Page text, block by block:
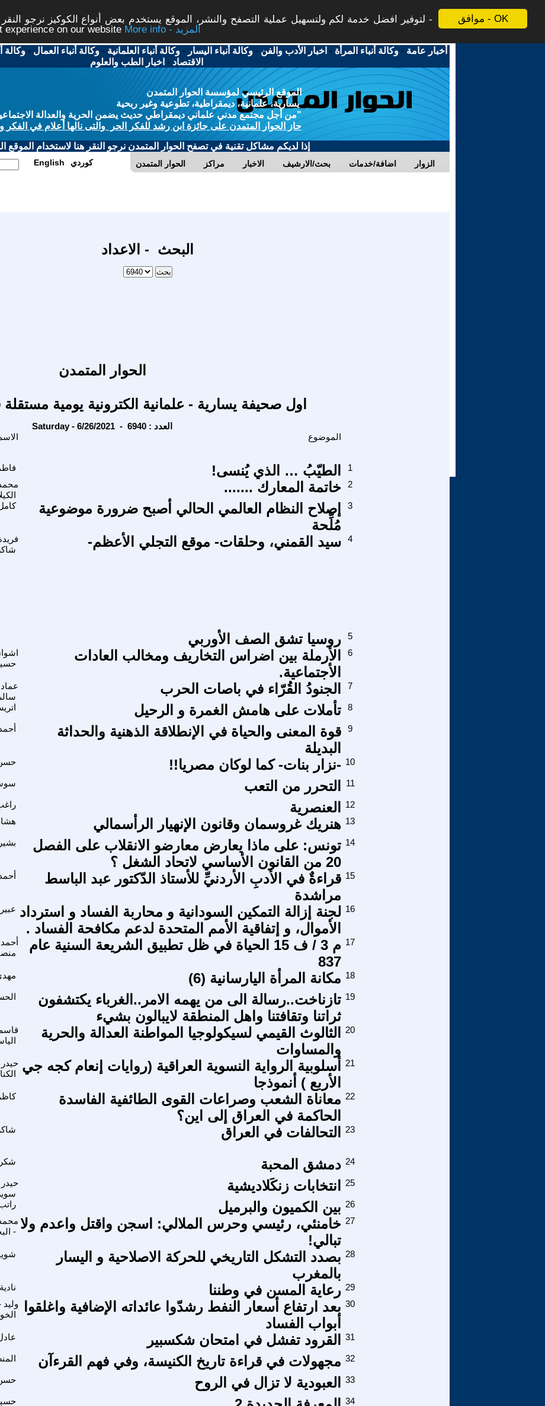
موافق - OK
لتوفير افضل خدمة لكم ولتسهيل عملية التصفح والنشر، الموقع يستخدم بعض أنواع الكوكيز نرجو
on our website
More info - المزيد
أخبار عامة -وكالة أنباء المرأة - اخبار الأدب والفن -وكالة أنباء اليسار -وكالة أنباء العلمانية -وكالة أنباء العمال -وكالة
الاقتصاد - اخبار الطب والعلوم
الموقع الرئيسي لمؤسسة الحوار المتمدن
يسارية، علمانية، ديمقراطية، تطوعية وغير ربحية
"من أجل مجتمع مدني علماني ديمقراطي حديث يضمن الحرية والعدالة
حاز الحوار المتمدن على جائزة ابن رشد للفكر الحر والتى نالها أعلام في الفكر
إذا لديكم مشاكل تقنية في تصفح الحوار المتمدن نرجو النقر هنا لاستخدام الموقع
الحوار المتمدن مراكز الاخبار بحث/الارشيف اضافة/خدمات الزوار English كوردي
البحث - الاعداد
الحوار المتمدن
اول صحيفة يسارية - علمانية الكترونية يومية
Saturday - 6/26/2021 - العدد : 6940
الموضوع
الطيّبُ … الذي يُنسى!
1
خاتمة المعارك ....... 2
إصلاح النظام العالمي الحالي أصبح ضرورة موضوعية
مُلِّحة
3
سيد القمني، وحلقات- موقع التجلي الأعظم- 4
روسيا تشق الصف الأوربي
5
الأرملة بين اضراس التخاريف ومخالب العادات
الأجتماعية.
6
الجنودُ القُرّاء في باصات الحرب 7
تأملات على هامش الغمرة و الرحيل 8
قوة المعنى والحياة في الإنطلاقة الذهنية والحداثة
البديلة
9
-نزار بنات- كما لوكان مصريا!! 10
التحرر من التعب 11
العنصرية
12
هنريك غروسمان وقانون الإنهيار الرأسمالي 13
تونس: على ماذا يعارض معارضو الانقلاب على الفصل
20 من القانون الأساسي لاتحاد الشغل ؟
14
قراءةٌ في الأدبِ الأردنيِّ للأستاذ الدّكتور عبد الباسط
مراشدة
15
لجنة إزالة التمكين السودانية و محاربة الفساد و استرداد
الأموال، و إتفاقية الأمم المتحدة لدعم مكافحة الفساد .
16
م 3 / ف 15 الحياة في ظل تطبيق الشريعة السنية عام
837
17
مكانة المرأة اليارسانية (6) 18
تازناخت..رسالة الى من يهمه الامر..الغرباء يكتشفون
ثراتنا وتقافتنا واهل المنطقة لايبالون بشيء
19
الثالوث القيمي لسيكولوجيا المواطنة العدالة والحرية
والمساوات
20
أسلوبية الرواية النسوية العراقية (روايات إنعام كجه جي
الأربع ) أنموذجا
21
معاناة الشعب وصراعات القوى الطائفية الفاسدة
الحاكمة في العراق إلى اين؟
22
التحالفات في العراق 23
دمشق المحبة 24
انتخابات زنكَلاديشية 25
بين الكميون والبرميل 26
- خامنئي، رئيسي وحرس الملالي: اسجن واقتل واعدم ولا
تبالي!
27
بصدد التشكل التاريخي للحركة الاصلاحية و اليسار
بالمغرب
28
رعاية المسن في وطننا 29
بعد ارتفاع أسعار النفط رشدّوا عائداته الإضافية واغلقوا
أبواب الفساد
30
القرود تفشل في امتحان شكسبير 31
مجهولات في قراءة تاريخ الكنيسة، وفي فهم القرءآن 32
العبودية لا تزال في الروح 33
34